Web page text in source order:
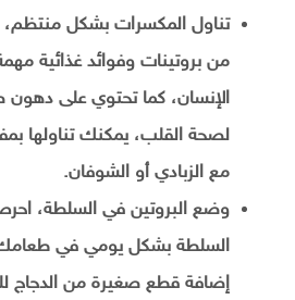
تناول المكسرات بشكل منتظم،
من بروتينات وفوائد غذائية
الإنسان، كما تحتوي على
لصحة القلب، يمكنك تناولها
مع الزبادي أو الشوفان.
وضع البروتين في السلطة،
السلطة بشكل يومي في
إضافة قطع صغيرة من الدجاج